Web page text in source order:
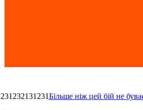
231232131231Більше ніж цей бій не